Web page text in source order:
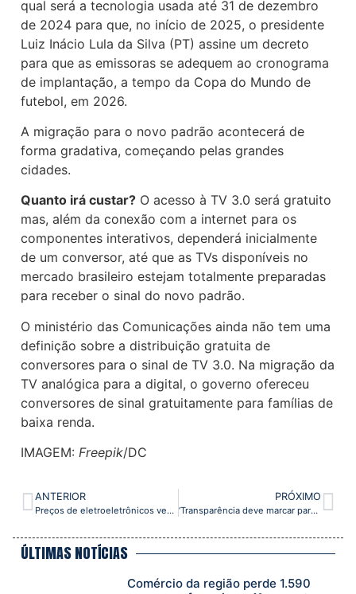
qual será a tecnologia usada até 31 de dezembro
de 2024 para que, no início de 2025, o presidente
Luiz Inácio Lula da Silva (PT) assine um decreto
para que as emissoras se adequem ao cronograma
de implantação, a tempo da Copa do Mundo de
futebol, em 2026.
A migração para o novo padrão acontecerá de
forma gradativa, começando pelas grandes
cidades.
Quanto irá custar? O acesso à TV 3.0 será gratuito
mas, além da conexão com a internet para os
componentes interativos, dependerá inicialmente
de um conversor, até que as TVs disponíveis no
mercado brasileiro estejam totalmente preparadas
para receber o sinal do novo padrão.
O ministério das Comunicações ainda não tem uma
definição sobre a distribuição gratuita de
conversores para o sinal de TV 3.0. Na migração da
TV analógica para a digital, o governo ofereceu
conversores de sinal gratuitamente para famílias de
baixa renda.
IMAGEM: Freepik/DC
ANTERIOR
Preços de eletroeletrônicos vendidos na internet caem 7,4% em 1 ano
PRÓXIMO
‘Transparência deve marcar parceria entre shopping e lojista’
ÚLTIMAS NOTÍCIAS
Comércio da região perde 1.590